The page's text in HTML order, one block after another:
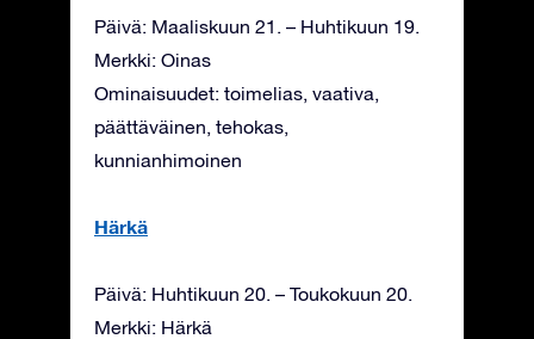
Päivä: Maaliskuun 21. – Huhtikuun 19.
Merkki: Oinas
Ominaisuudet: toimelias, vaativa,
päättäväinen, tehokas,
kunnianhimoinen
Härkä
Päivä: Huhtikuun 20. – Toukokuun 20.
Merkki: Härkä